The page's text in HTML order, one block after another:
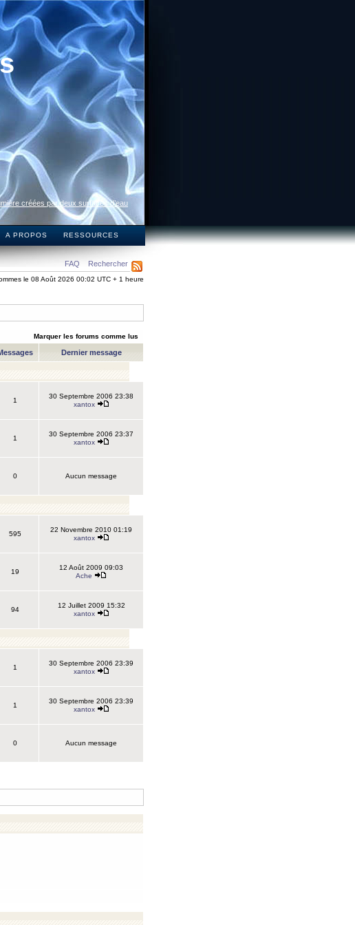
créées par deux surfaces d’eau
A PROPOS RESSOURCES
FAQ Rechercher
le 08 Août 2026 00:02 UTC + 1 heure
Marquer les forums comme lus
Dernier message
1
30 Septembre 2006 23:38
xantox
1
30 Septembre 2006 23:37
xantox
0 Aucun message
595
22 Novembre 2010 01:19
xantox
19
12 Août 2009 09:03
Ache
94
12 Juillet 2009 15:32
xantox
1
30 Septembre 2006 23:39
xantox
1
30 Septembre 2006 23:39
xantox
0 Aucun message